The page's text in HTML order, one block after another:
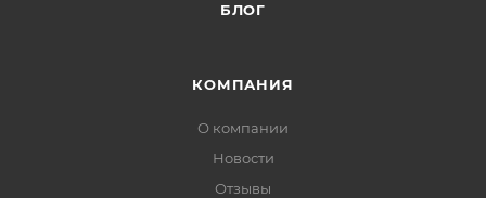
БЛОГ
КОМПАНИЯ
О компании
Новости
Отзывы